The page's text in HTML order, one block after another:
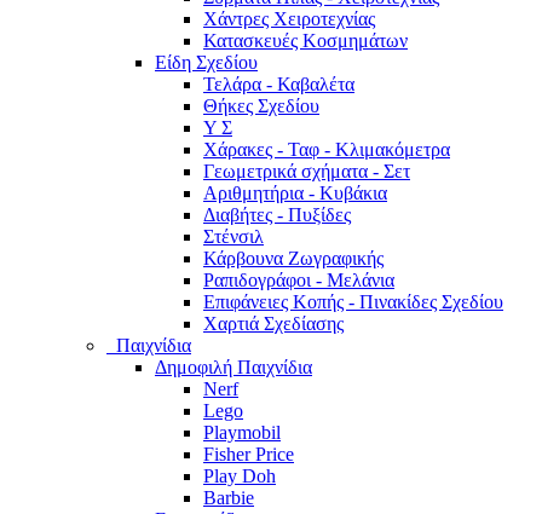
Χάντρες Χειροτεχνίας
Κατασκευές Κοσμημάτων
Είδη Σχεδίου
Τελάρα - Καβαλέτα
Θήκες Σχεδίου
Υ Σ
Χάρακες - Ταφ - Κλιμακόμετρα
Γεωμετρικά σχήματα - Σετ
Αριθμητήρια - Κυβάκια
Διαβήτες - Πυξίδες
Στένσιλ
Κάρβουνα Ζωγραφικής
Ραπιδογράφοι - Μελάνια
Επιφάνειες Κοπής - Πινακίδες Σχεδίου
Χαρτιά Σχεδίασης
Παιχνίδια
Δημοφιλή Παιχνίδια
Nerf
Lego
Playmobil
Fisher Price
Play Doh
Barbie